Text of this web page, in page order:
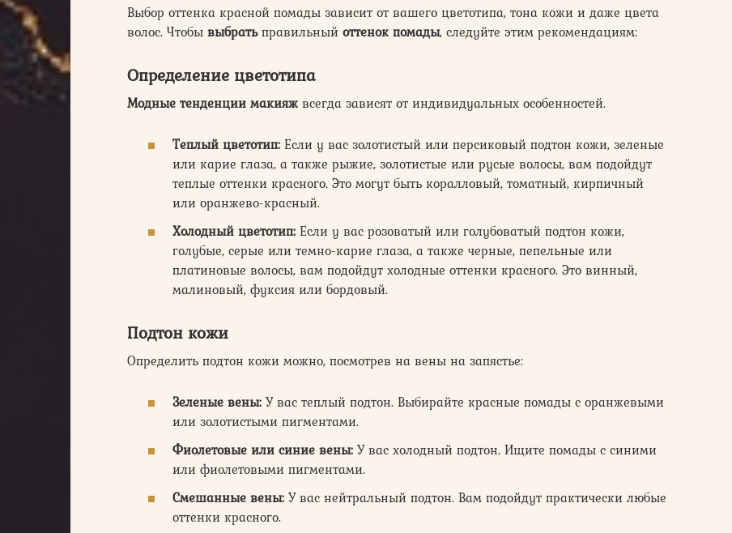
Выбор оттенка красной помады зависит от вашего цветотипа, тона кожи и даже цвета
волос. Чтобы выбратьправильный оттенок помады, следуйте этим рекомендациям:
Определение цветотипа
Модные тенденции макияж всегда зависят от индивидуальных особенностей.
Теплый цветотип: Если у вас золотистый или персиковый подтон кожи, зеленые
или карие глаза, а также рыжие, золотистые или русые волосы, вам подойдут
теплые оттенки красного. Это могут быть коралловый, томатный, кирпичный
или оранжево-красный.
Холодный цветотип: Если у вас розоватый или голубоватый подтон кожи,
голубые, серые или темно-карие глаза, а также черные, пепельные или
платиновые волосы, вам подойдут холодные оттенки красного. Это винный,
малиновый, фуксия или бордовый.
Подтон кожи
Определить подтон кожи можно, посмотрев на вены на запястье:
Зеленые вены: У вас теплый подтон. Выбирайте красные помады с оранжевыми
или золотистыми пигментами.
Фиолетовые или синие вены: У вас холодный подтон. Ищите помады с синими
или фиолетовыми пигментами.
Смешанные вены: У вас нейтральный подтон. Вам подойдут практически любые
оттенки красного.